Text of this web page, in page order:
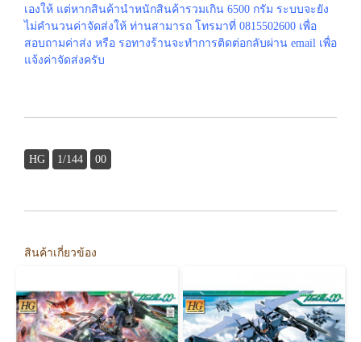
เองให้ แต่หากสินค้านำหนักสินค้ารวมเกิน 6500 กรัม ระบบจะยัง
ไม่คำนวนค่าจัดส่งให้ ท่านสามารถ โทรมาที่ 0815502600 เพื่อ
สอบถามค่าส่ง หรือ รอทางร้านจะทำการติดต่อกลับผ่าน email เพื่อ
แจ้งค่าจัดส่งครับ
HG 1/144 00
สินค้าเกี่ยวข้อง